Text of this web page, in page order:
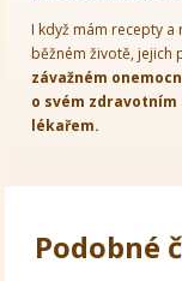
I když mám recepty a
běžném životě, jejich
závažném
o svém zdravotním
lékařem.
Podobné